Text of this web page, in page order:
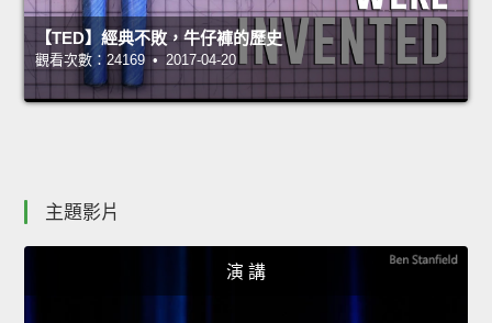
【TED】經典不敗，牛仔褲的歷史
觀看次數：24169 • 2017-04-20
主題影片
演 講